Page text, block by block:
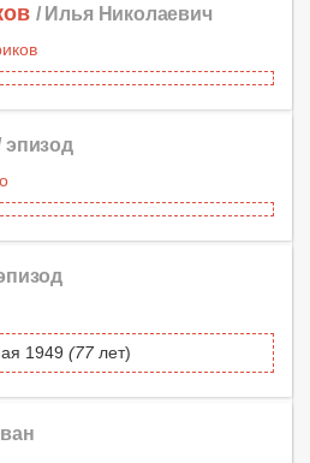
/ Илья Николаевич
эпизод
1949 (77лет)